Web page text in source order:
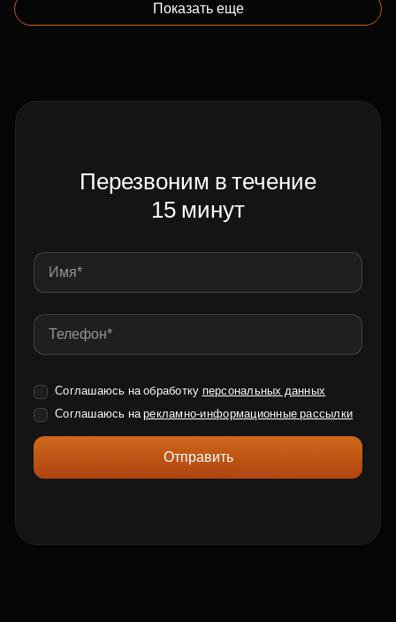
Показать еще
Перезвоним в течение
15 минут
Соглашаюсь на обработку персональных данных
Соглашаюсь нарекламно-информационные рассылки
Отправить